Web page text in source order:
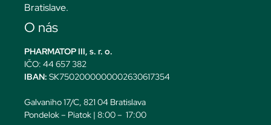
Bratislave.
O nás
PHARMATOP III, s. r. o.
IČO: 44 657 382
IBAN: SK7502000000002630617354
Galvaniho 17/C, 821 04 Bratislava
Pondelok – Piatok | 8:00 – 17:00